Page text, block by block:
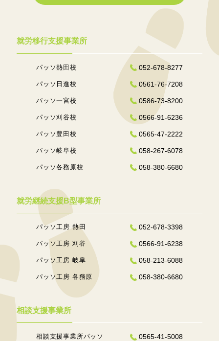
就労移行支援事業所
パッソ熱田校 052-678-8277
パッソ日進校 0561-76-7208
パッソ一宮校 0586-73-8200
パッソ刈谷校 0566-91-6236
パッソ豊田校 0565-47-2222
パッソ岐阜校 058-267-6078
パッソ各務原校 058-380-6680
就労継続支援B型事業所
パッソ工房 熱田 052-678-3398
パッソ工房 刈谷 0566-91-6238
パッソ工房 岐阜 058-213-6088
パッソ工房 各務原 058-380-6680
相談支援事業所
相談支援事業所パッソ 0565-41-5008